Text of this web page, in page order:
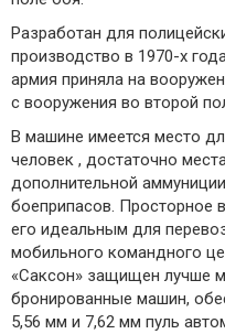
Разработан для
производство в 1970-х
армия приняла на
с вооружения во второй
В машине имеется место
человек , достаточно
дополнительной
боеприпасов. Просторное
его идеальным для
мобильного командного
«Саксон» защищен лучше
бронированные машин,
5,56 мм и 7,62 мм пуль